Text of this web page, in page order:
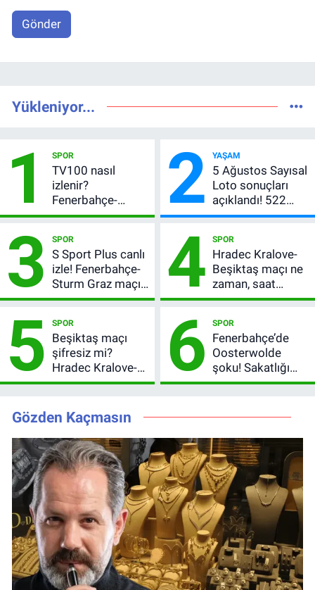
Gönder
Yükleniyor...
1 SPOR
TV100 nasıl
izlenir?
Fenerbahçe-
Sturm Graz maçı
bilgileri
2 YAŞAM
5 Ağustos Sayısal
Loto sonuçları
açıklandı! 522
milyon TL devretti
3 SPOR
S Sport Plus canlı
izle! Fenerbahçe-
Sturm Graz maçı
nasıl izlenir?
4 SPOR
Hradec Kralove-
Beşiktaş maçı ne
zaman, saat
kaçta? Şifresiz
3. Ön Eleme Turu
5 SPOR
Beşiktaş maçı
şifresiz mi?
Hradec Kralove-
Beşiktaş hangi
kaçta?
6 SPOR
Fenerbahçe’de
Oosterwolde
şoku! Sakatlığı
ciddi mi, kaç hafta
Gözden Kaçmasın